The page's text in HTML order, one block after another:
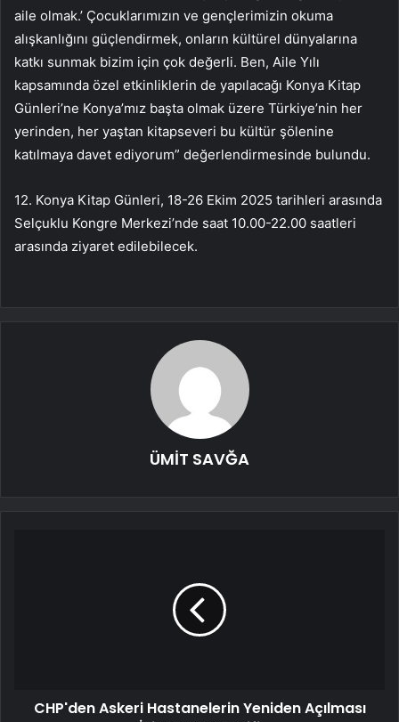
aile olmak.’ Çocuklarımızın ve gençlerimizin okuma
alışkanlığını güçlendirmek, onların kültürel dünyalarına
katkı sunmak bizim için çok değerli. Ben, Aile Yılı
kapsamında özel etkinliklerin de yapılacağı Konya Kitap
Günleri’ne Konya’mız başta olmak üzere Türkiye’nin her
yerinden, her yaştan kitapseveri bu kültür şölenine
katılmaya davet ediyorum” değerlendirmesinde bulundu.
12. Konya Kitap Günleri, 18-26 Ekim 2025 tarihleri arasında
Selçuklu Kongre Merkezi’nde saat 10.00-22.00 saatleri
arasında ziyaret edilebilecek.
ÜMİT SAVĞA
CHP'den Askeri Hastanelerin Yeniden Açılması